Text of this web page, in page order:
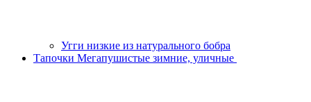
Угги низкие из натурального бобра
Тапочки Мегапушистые зимние, уличные